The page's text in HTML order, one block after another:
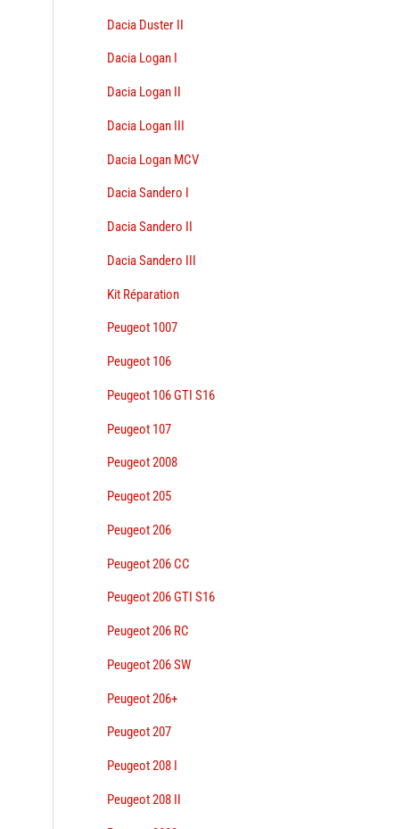
Dacia Duster II
Dacia Logan I
Dacia Logan II
Dacia Logan III
Dacia Logan MCV
Dacia Sandero I
Dacia Sandero II
Dacia Sandero III
Kit Réparation
Peugeot 1007
Peugeot 106
Peugeot 106 GTI S16
Peugeot 107
Peugeot 2008
Peugeot 205
Peugeot 206
Peugeot 206 CC
Peugeot 206 GTI S16
Peugeot 206 RC
Peugeot 206 SW
Peugeot 206+
Peugeot 207
Peugeot 208 I
Peugeot 208 II